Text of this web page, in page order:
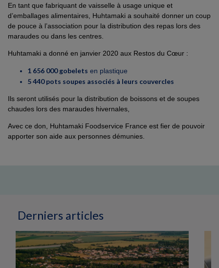
En tant que fabriquant de vaisselle à usage unique et
d’emballages alimentaires, Huhtamaki a souhaité donner un coup
de pouce à l’association pour la distribution des repas lors des
maraudes ou dans les centres.
Huhtamaki a donné en janvier 2020 aux Restos du Cœur :
1 656 000 gobelets en plastique
5 440 pots soupes associés à leurs couvercles
Ils seront utilisés pour la distribution de boissons et de soupes
chaudes lors des maraudes hivernales,
Avec ce don, Huhtamaki Foodservice France est fier de pouvoir
apporter son aide aux personnes démunies.
Derniers articles